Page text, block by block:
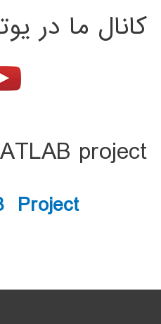
کانال ما در
project
Project